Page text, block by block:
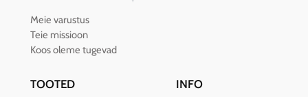
Meie varustus
Teie missioon
Koos oleme tugevad
TOOTED INFO